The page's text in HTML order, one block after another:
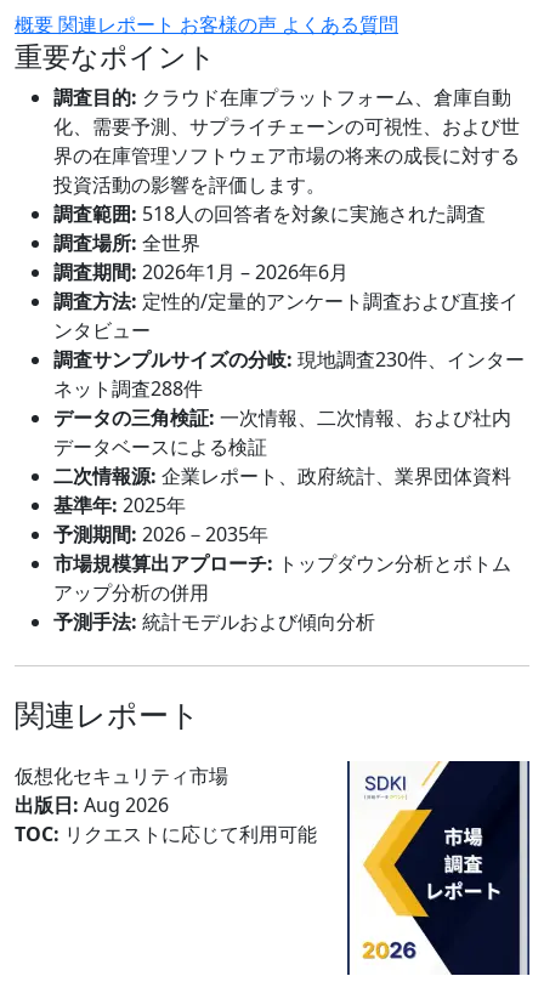
概要関連レポート お客様の声 よくある質問
重要なポイント
調査目的: クラウド在庫プラットフォーム、倉庫自動
化、需要予測、サプライチェーンの可視性、および世
界の在庫管理ソフトウェア市場の将来の成長に対する
投資活動の影響を評価します。
調査範囲: 518人の回答者を対象に実施された調査
調査場所: 全世界
調査期間: 2026年1月 – 2026年6月
調査方法: 定性的/定量的アンケート調査および直接イ
ンタビュー
調査サンプルサイズの分岐: 現地調査230件、インター
ネット調査288件
データの三角検証: 一次情報、二次情報、および社内
データベースによる検証
二次情報源: 企業レポート、政府統計、業界団体資料
基準年: 2025年
予測期間: 2026－2035年
市場規模算出アプローチ: トップダウン分析とボトム
アップ分析の併用
予測手法: 統計モデルおよび傾向分析
関連レポート
仮想化セキュリティ市場
出版日: Aug 2026
TOC: リクエストに応じて利用可能